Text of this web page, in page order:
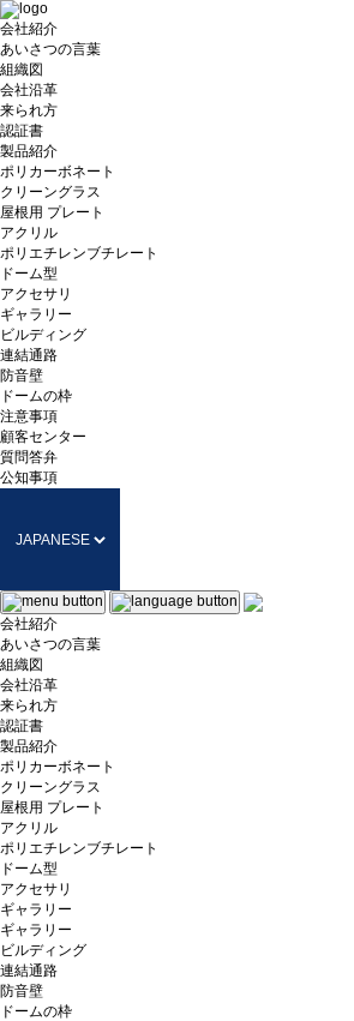
会社紹介
あいさつの言葉
組織図
会社沿革
来られ方
認証書
製品紹介
ポリカーボネート
クリーングラス
屋根用 プレート
アクリル
ポリエチレンブチレート
ドーム型
アクセサリ
ギャラリー
ビルディング
連結通路
防音壁
ドームの枠
注意事項
顧客センター
質問答弁
公知事項
会社紹介
あいさつの言葉
組織図
会社沿革
来られ方
認証書
製品紹介
ポリカーボネート
クリーングラス
屋根用 プレート
アクリル
ポリエチレンブチレート
ドーム型
アクセサリ
ギャラリー
ギャラリー
ビルディング
連結通路
防音壁
ドームの枠